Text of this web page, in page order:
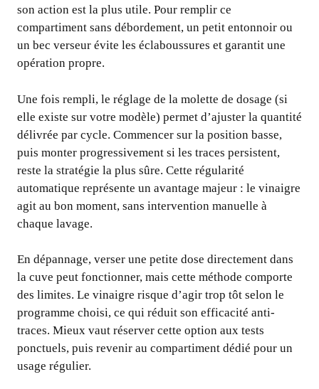
son action est la plus utile. Pour remplir ce
compartiment sans débordement, un petit entonnoir ou
un bec verseur évite les éclaboussures et garantit une
opération propre.
Une fois rempli, le réglage de la molette de dosage (si
elle existe sur votre modèle) permet d’ajuster la quantité
délivrée par cycle. Commencer sur la position basse,
puis monter progressivement si les traces persistent,
reste la stratégie la plus sûre. Cette régularité
automatique représente un avantage majeur : le vinaigre
agit au bon moment, sans intervention manuelle à
chaque lavage.
En dépannage, verser une petite dose directement dans
la cuve peut fonctionner, mais cette méthode comporte
des limites. Le vinaigre risque d’agir trop tôt selon le
programme choisi, ce qui réduit son efficacité anti-
traces. Mieux vaut réserver cette option aux tests
ponctuels, puis revenir au compartiment dédié pour un
usage régulier.